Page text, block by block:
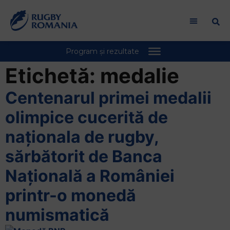
in
Accessibility
screen
reader.
To
start
All
in
Accessibility
screen
reader,
press
"Ctrl
Etichetă: medalie
Centenarul primei medalii
olimpice cucerită de
naționala de rugby,
sărbătorit de Banca
Națională a României
printr-o monedă
numismatică